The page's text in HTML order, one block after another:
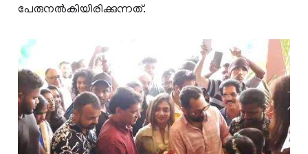
പേരുനൽകിയിരിക്കുന്നത്.